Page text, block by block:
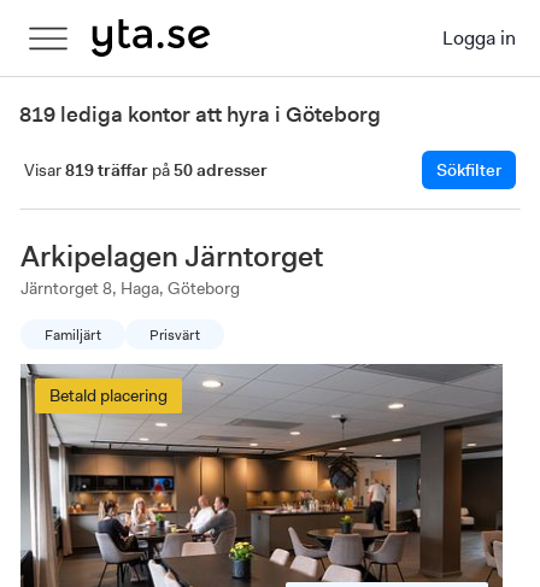
Logga in
819 lediga kontor att hyra i Göteborg
Visar819 träffar på50 adresser Sökfilter
Arkipelagen Järntorget
Järntorget 8, Haga, Göteborg
Familjärt Prisvärt
Betald placering